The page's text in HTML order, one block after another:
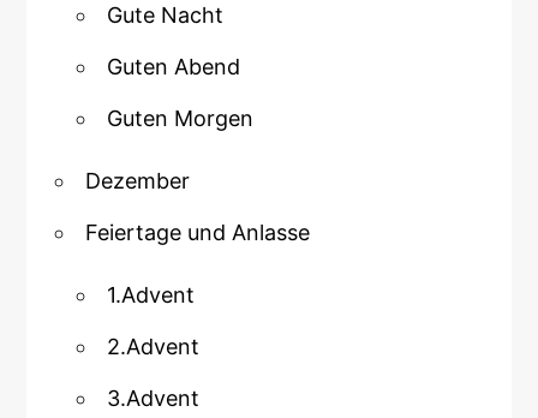
Gute Nacht
Guten Abend
Guten Morgen
Dezember
Feiertage und Anlasse
1.Advent
2.Advent
3.Advent